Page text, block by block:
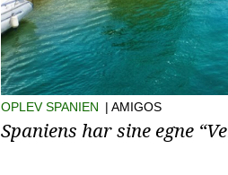
OPLEV SPANIEN | AMIGOS
Spaniens har sine egne